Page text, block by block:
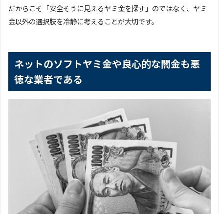
だからこそ「安全そうに見えるヤミ金を探す」のではなく、ヤミ
金以外の選択肢を冷静に考えることが大切です。
ネットのソフトヤミ金や良心的な闇金も悪
徳な業者である